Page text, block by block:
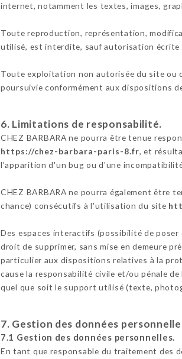
internet, notamment les textes, images,
Toute reproduction, représentation,
utilisé, est interdite, sauf autorisation écrite
Toute exploitation non autorisée du site ou
poursuivie conformément aux dispositions
6. Limitations de responsabilité.
CHEZ BARBARA ne pourra être tenue
https://chez-barbara-paris-8.fr, et
l'apparition d'un bug ou d'une
CHEZ BARBARA ne pourra également être
chance) consécutifs à l'utilisation du site
Des espaces interactifs (possibilité de
droit de supprimer, sans mise en demeure
particulier aux dispositions relatives à la
cause la responsabilité civile et/ou pénale
quel que soit le support utilisé (texte,
7. Gestion des données
7.1 Gestion des données personnelles.
En tant que responsable du traitement des